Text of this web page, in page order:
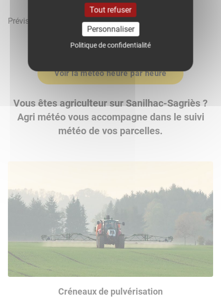
Prévisions météo mises à jour le 10 août 2026 à 12h
Voir la météo heure par heure
Vous êtes agriculteur sur Sanilhac-Sagriès ?
Agri météo vous accompagne dans le suivi
météo de vos parcelles.
Créneaux de pulvérisation
Tout refuser
Personnaliser
Politique de confidentialité